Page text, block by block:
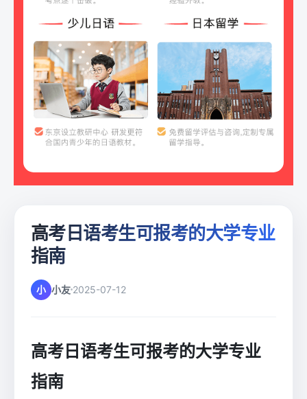
高考日语考生可报考的大学专业
指南
小 小友 2025-07-12
高考日语考生可报考的大学专业
指南